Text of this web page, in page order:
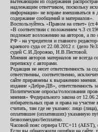
вытекающим из содержания
надлежащим ответчиком, поскольку
информации» не вправе вмешиваться в
содержание сообщений и материалов».
Воспользуйтесь «Правом на ответ»
«В соответствии с положением ч.3
подлежит возложению на авторов, а
РФ - на учредителя и главного
краевого суда от 22.08.2012 г. (дело
судей С.И.Дорожко, Н.В.Пестовой.
Мнения авторов материалов не всегда
переписку с авторами.
Редакция не несет ответственность за
ответственны, соответственно,
сайте приравнены к выражению
издание «Дебри-ДВ», ответственность
Политические опросы/голосования
мнения» Федерального закона от
избирательных прав и права на
считать, там где не указано: лицо
оплатившее (оплативших) указанную
безвозмездно/бесплатно.
Часовой пояс сервера UTC+11 (AEST),
Если вы обнаружили ошибки на сайте,